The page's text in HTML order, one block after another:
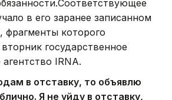
в его заранее записанном
фрагменты которого
государственное
IRNA.
в отставку, то объявлю
Я не уйду в отставку,